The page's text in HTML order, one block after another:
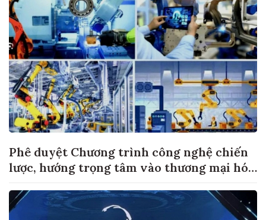
Phê duyệt Chương trình công nghệ chiến
lược, hướng trọng tâm vào thương mại hóa